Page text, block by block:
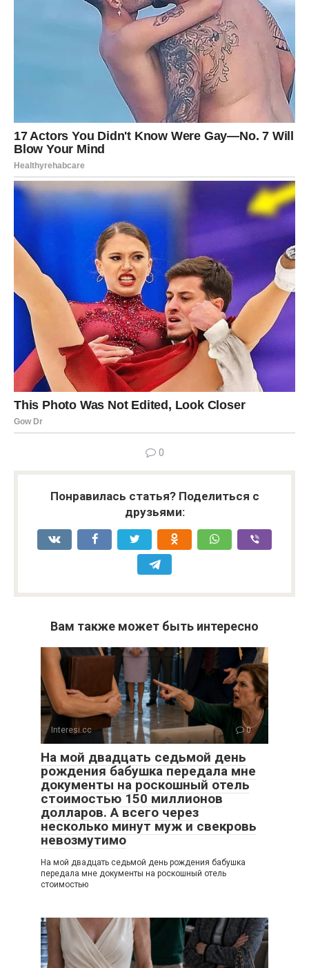
0
Понравилась статья? Поделиться с
друзьями:
Вам также может быть интересно
Interesi.cc 0
На мой двадцать седьмой день
рождения бабушка передала мне
документы на роскошный отель
стоимостью 150 миллионов
долларов. А всего через
несколько минут муж и свекровь
невозмутимо
На мой двадцать седьмой день рождения бабушка
передала мне документы на роскошный отель
стоимостью